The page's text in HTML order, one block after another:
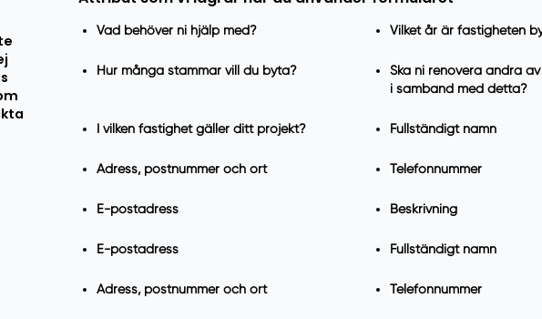
Vad behöver ni hjälp med? Vilket år är fastigheten
Hur många stammar vill du byta?
Ska ni renovera andra
i samband med detta?
I vilken fastighet gäller ditt projekt? Fullständigt namn
Adress, postnummer och ort Telefonnummer
E-postadress Beskrivning
E-postadress Fullständigt namn
Adress, postnummer och ort Telefonnummer